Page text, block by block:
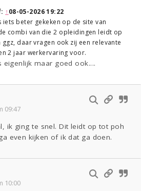
↑08-05-2026 19:22
iets beter gekeken op de site van
combi van die 2 opleidingen leidt op
daar vragen ook zij een relevante
2 jaar werkervaring voor.
eigenlijk maar goed ook....
09:47
ik ging te snel. Dit leidt op tot poh
even kijken of ik dat ga doen.
10:00